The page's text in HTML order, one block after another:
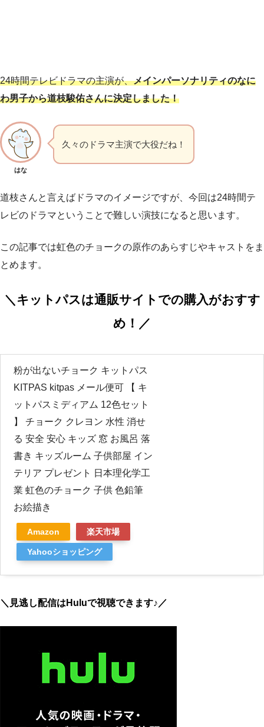
24時間テレビドラマの主演が、メインパーソナリティのなに
わ男子から道枝駿佑さんに決定しました！
はな
久々のドラマ主演で大役だね！
道枝さんと言えばドラマのイメージですが、今回は24時間テ
レビのドラマということで難しい演技になると思います。
この記事では虹色のチョークの原作のあらすじやキャストをま
とめます。
＼キットパスは通販サイトでの購入がおすす
め！／
粉が出ないチョーク キットパス
KITPAS kitpas メール便可 【 キ
ットパスミディアム 12色セット
】 チョーク クレヨン 水性 消せ
る 安全 安心 キッズ 窓 お風呂 落
書き キッズルーム 子供部屋 イン
テリア プレゼント 日本理化学工
業 虹色のチョーク 子供 色鉛筆
お絵描き
Amazon 楽天市場
Yahooショッピング
＼見逃し配信はHuluで視聴できます♪／